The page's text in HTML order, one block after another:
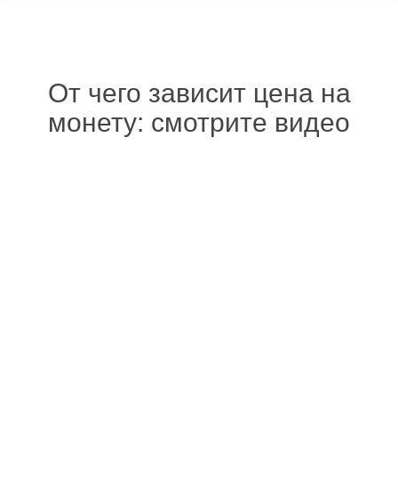
От чего зависит цена на
монету: смотрите видео